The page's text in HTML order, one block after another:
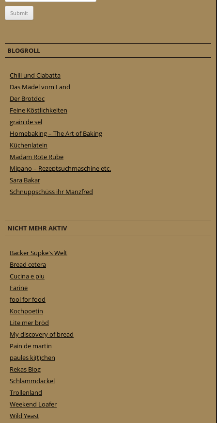
BLOGROLL
Chili und Ciabatta
Das Mädel vom Land
Der Brotdoc
Feine Köstlichkeiten
grain de sel
Homebaking – The Art of Baking
Küchenlatein
Madam Rote Rübe
Mipano – Rezeptsuchmaschine etc.
Sara Bakar
Schnuppschüss ihr Manzfred
NICHT MEHR AKTIV
Bäcker Süpke's Welt
Bread cetera
Cucina e piu
Farine
fool for food
Kochpoetin
Lite mer bröd
My discovery of bread
Pain de martin
paules ki(t)chen
Rekas Blog
Schlammdackel
Trollenland
Weekend Loafer
Wild Yeast